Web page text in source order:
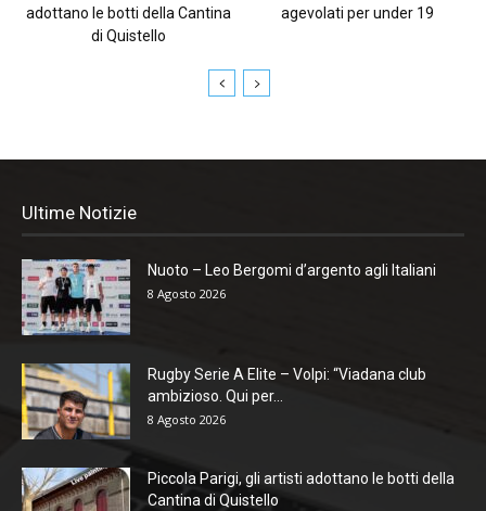
adottano le botti della Cantina
di Quistello
agevolati per under 19
Ultime Notizie
Nuoto – Leo Bergomi d’argento agli Italiani
8 Agosto 2026
Rugby Serie A Elite – Volpi: “Viadana club
ambizioso. Qui per...
8 Agosto 2026
Piccola Parigi, gli artisti adottano le botti della
Cantina di Quistello